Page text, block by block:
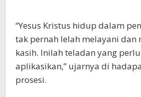
“Yesus Kristus hidup dalam
tak pernah lelah melayani dan
kasih. Inilah teladan yang
aplikasikan,” ujarnya di
prosesi.